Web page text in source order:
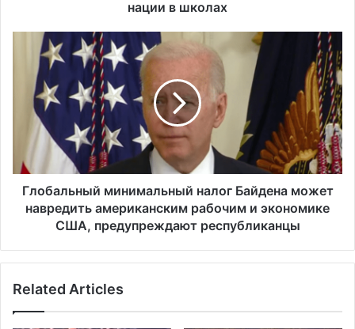
о
р
нации в школах
ы
а
Глобальный минимальный налог Байдена может
навредить американским рабочим и экономике
США, предупреждают республиканцы
Related Articles